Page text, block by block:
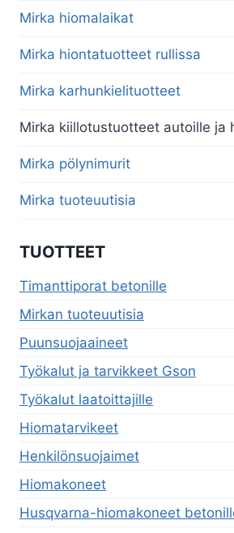
Mirka hiomalaikat
Mirka hiontatuotteet rullissa
Mirka karhunkielituotteet
Mirka kiillotustuotteet autoille ja
Mirka pölynimurit
Mirka tuoteuutisia
TUOTTEET
Timanttiporat betonille
Mirkan tuoteuutisia
Puunsuojaaineet
Työkalut ja tarvikkeet Gson
Työkalut laatoittajille
Hiomatarvikeet
Henkilönsuojaimet
Hiomakoneet
Husqvarna-hiomakoneet